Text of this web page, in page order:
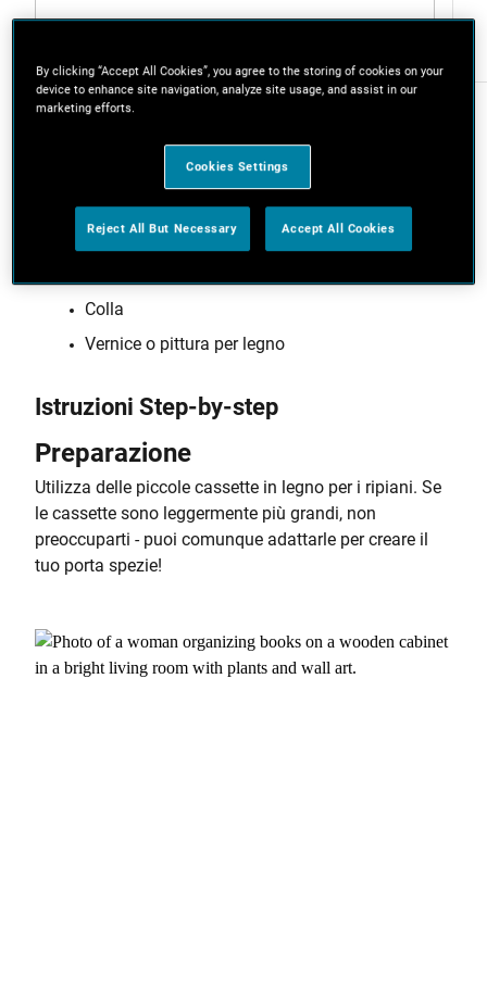
Di cosa hai bisogno
Piccola cassetta in legno
Colla
Vernice o pittura per legno
Istruzioni Step-by-step
Preparazione
Utilizza delle piccole cassette in legno per i ripiani. Se
le cassette sono leggermente più grandi, non
preoccuparti - puoi comunque adattarle per creare il
tuo porta spezie!
By clicking “Accept All Cookies”, you agree to the storing of cookies on your
device to enhance site navigation, analyze site usage, and assist in our
marketing efforts.
Cookies Settings
Reject All But Necessary Accept All Cookies